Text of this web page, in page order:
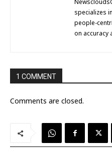
specializes
people-
on accuracy
1 COMMENT
Comments are closed.